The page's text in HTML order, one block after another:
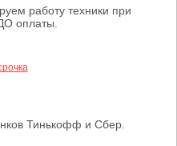
работу техники при
оплаты.
Тинькофф и Сбер.